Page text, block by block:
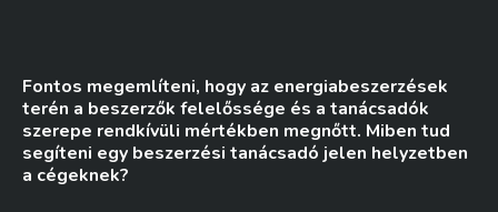
Fontos megemlíteni, hogy az energiabeszerzések
terén a beszerzők felelőssége és a tanácsadók
szerepe rendkívüli mértékben megnőtt. Miben tud
segíteni egy beszerzési tanácsadó jelen helyzetben
a cégeknek?